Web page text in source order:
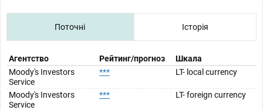
Поточні Історія
Агентство Рейтинг/прогноз
Шкала
Moody's Investors
Service
*** LT- local currency
Moody's Investors
Service
*** LT- foreign currency